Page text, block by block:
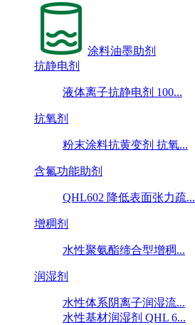
涂料油墨助剂
抗静电剂
液体离子抗静电剂 100...
抗氧剂
粉末涂料抗黄变剂 抗氧...
含氟功能助剂
QHL602 降低表面张力疏...
增稠剂
水性聚氨酯缔合型增稠...
润湿剂
水性体系阴离子润湿流...
水性基材润湿剂 QHL 6...